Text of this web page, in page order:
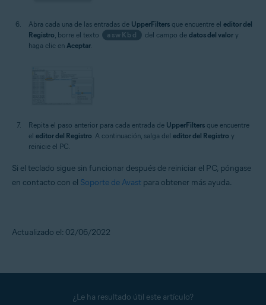
Abra cada una de las entradas de UpperFilters que encuentre el editor del
Registro , borre el texto aswKbd del campo de datos del valor y
haga clic en Aceptar
Repita el paso anterior para cada entrada de UpperFilters que encuentre
el editor del Registro. A continuación, salga del editor del Registro y
reinicie el PC.
Si el teclado sigue sin funcionar después de reiniciar el PC, póngase
en contacto con el Soporte de Avast para obtener más ayuda.
Actualizado el: 02/06/2022
¿Le ha resultado útil este artículo?